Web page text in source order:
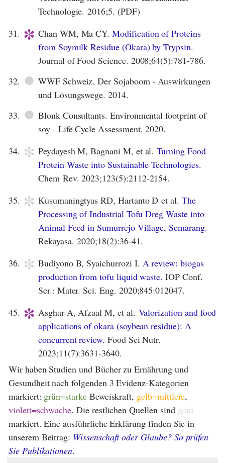
Technologie. 2016;5. (PDF)
31. * Chan WM, Ma CY.Modification of Proteins
from Soymilk Residue (Okara) by Trypsin.
Journal of Food Science. 2008;64(5):781-786.
32. ● WWF Schweiz. Der Sojaboom - Auswirkungen
und Lösungswege. 2014.
33. ● Blonk Consultants. Environmental footprint of
soy - Life Cycle Assessment. 2020.
34. * Peydayesh M, Bagnani M, et al.Turning Food
Protein Waste into Sustainable Technologies.
Chem Rev. 2023;123(5):2112-2154.
35. * Kusumaningtyas RD, Hartanto D et al.The
Processing of Industrial Tofu Dreg Waste into
Animal Feed in Sumurrejo Village, Semarang.
Rekayasa. 2020;18(2):36-41.
36. * Budiyono B, Syaichurrozi I. A review: biogas
production from tofu liquid waste. IOP Conf.
Ser.: Mater. Sci. Eng. 2020;845:012047.
45. * Asghar A, Afzaal M, et al. Valorization and food
applications of okara (soybean residue): A
concurrent review. Food Sci Nutr.
2023;11(7):3631-3640.
Wir haben Studien und Bücher zu Ernährung und
Gesundheit nach folgenden 3 Evidenz-Kategorien
markiert: grün=starkeBeweiskraft, gelb=mittlere,
violett=schwache. Die restlichen Quellen sind grau
markiert. Eine ausführliche Erklärung finden Sie in
unserem Beitrag: Wissenschaft oder Glaube? So prüfen
Sie Publikationen.